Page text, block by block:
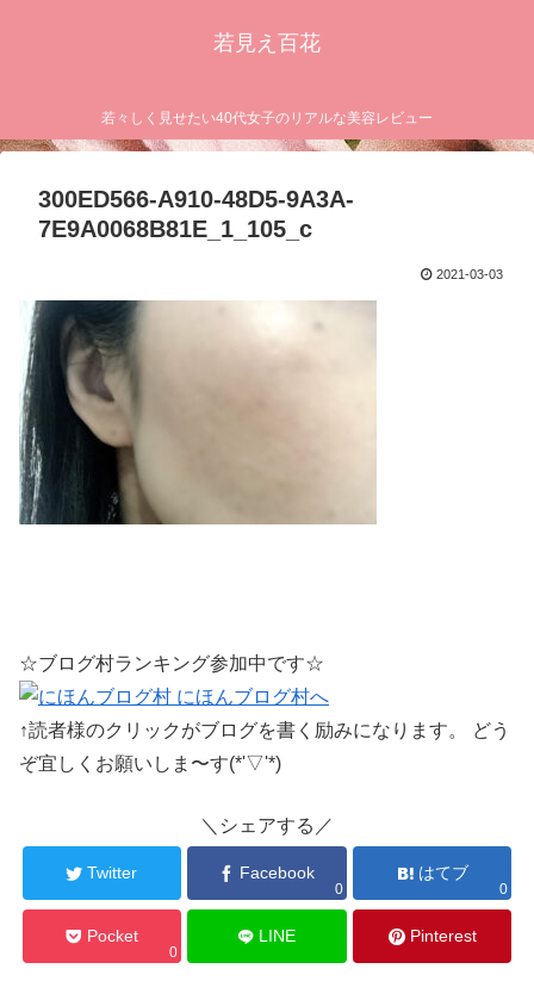
若見え百花
若々しく見せたい40代女子のリアルな美容レビュー
300ED566-A910-48D5-9A3A-
7E9A0068B81E_1_105_c
2021-03-03
☆ブログ村ランキング参加中です☆
↑読者様のクリックがブログを書く励みになります。 どう
ぞ宜しくお願いしま〜す(*'▽'*)
＼シェアする／
Twitter Facebook
0
はてブ
0
Pocket
0
LINE Pinterest